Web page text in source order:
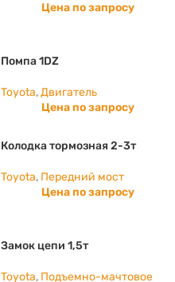
Цена по запросу
Помпа 1DZ
Toyota,Двигатель
Цена по запросу
Колодка тормозная 2-3т
Toyota, Передний мост
Цена по запросу
Замок цепи 1,5т
Toyota, Подъемно-мачтовое